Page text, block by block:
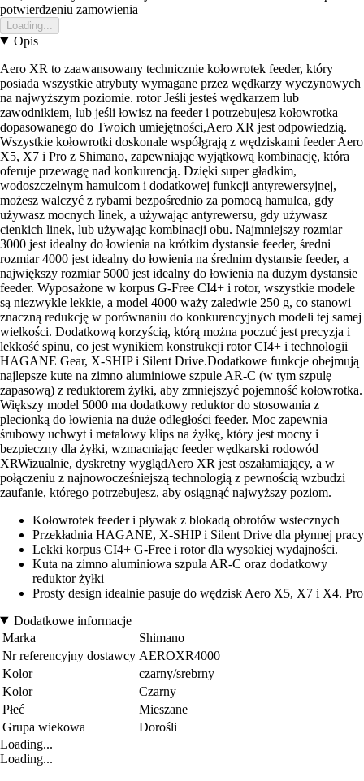
potwierdzeniu zamowienia
Loading...
Opis
Aero XR to zaawansowany technicznie kołowrotek feeder, który
posiada wszystkie atrybuty wymagane przez wędkarzy wyczynowych
na najwyższym poziomie. rotor Jeśli jesteś wędkarzem lub
zawodnikiem, lub jeśli łowisz na feeder i potrzebujesz kołowrotka
dopasowanego do Twoich umiejętności,Aero XR jest odpowiedzią.
Wszystkie kołowrotki doskonale współgrają z wędziskami feeder Aero
X5, X7 i Pro z Shimano, zapewniając wyjątkową kombinację, która
oferuje przewagę nad konkurencją. Dzięki super gładkim,
wodoszczelnym hamulcom i dodatkowej funkcji antyrewersyjnej,
możesz walczyć z rybami bezpośrednio za pomocą hamulca, gdy
używasz mocnych linek, a używając antyrewersu, gdy używasz
cienkich linek, lub używając kombinacji obu. Najmniejszy rozmiar
3000 jest idealny do łowienia na krótkim dystansie feeder, średni
rozmiar 4000 jest idealny do łowienia na średnim dystansie feeder, a
największy rozmiar 5000 jest idealny do łowienia na dużym dystansie
feeder. Wyposażone w korpus G-Free CI4+ i rotor, wszystkie modele
są niezwykle lekkie, a model 4000 waży zaledwie 250 g, co stanowi
znaczną redukcję w porównaniu do konkurencyjnych modeli tej samej
wielkości. Dodatkową korzyścią, którą można poczuć jest precyzja i
lekkość spinu, co jest wynikiem konstrukcji rotor CI4+ i technologii
HAGANE Gear, X-SHIP i Silent Drive.Dodatkowe funkcje obejmują
najlepsze kute na zimno aluminiowe szpule AR-C (w tym szpulę
zapasową) z reduktorem żyłki, aby zmniejszyć pojemność kołowrotka.
Większy model 5000 ma dodatkowy reduktor do stosowania z
plecionką do łowienia na duże odległości feeder. Moc zapewnia
śrubowy uchwyt i metalowy klips na żyłkę, który jest mocny i
bezpieczny dla żyłki, wzmacniając feeder wędkarski rodowód
XRWizualnie, dyskretny wyglądAero XR jest oszałamiający, a w
połączeniu z najnowocześniejszą technologią z pewnością wzbudzi
zaufanie, którego potrzebujesz, aby osiągnąć najwyższy poziom.
Kołowrotek feeder i pływak z blokadą obrotów wstecznych
Przekładnia HAGANE, X-SHIP i Silent Drive dla płynnej pracy
Lekki korpus CI4+ G-Free i rotor dla wysokiej wydajności.
Kuta na zimno aluminiowa szpula AR-C oraz dodatkowy
reduktor żyłki
Prosty design idealnie pasuje do wędzisk Aero X5, X7 i X4. Pro
Dodatkowe informacje
Marka
Shimano
Nr referencyjny dostawcy AEROXR4000
Kolor
czarny/srebrny
Kolor
Czarny
Płeć
Mieszane
Grupa wiekowa
Dorośli
Loading...
Loading...